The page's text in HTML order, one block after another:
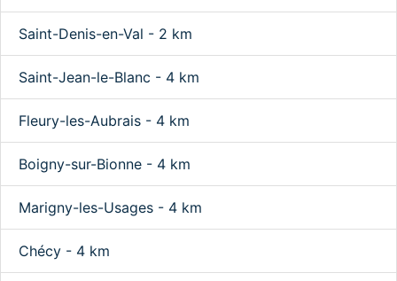
Saint-Denis-en-Val - 2 km
Saint-Jean-le-Blanc - 4 km
Fleury-les-Aubrais - 4 km
Boigny-sur-Bionne - 4 km
Marigny-les-Usages - 4 km
Chécy - 4 km